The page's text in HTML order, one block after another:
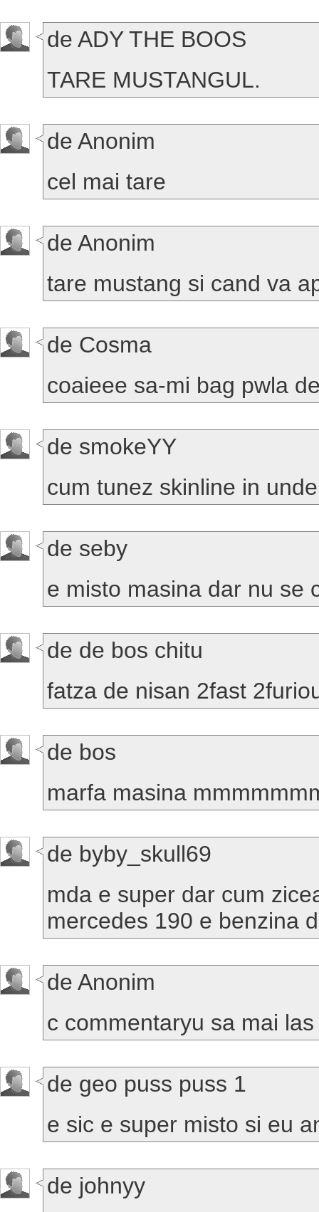
de ADY THE BOOS
TARE MUSTANGUL.
de Anonim
cel mai tare
de Anonim
tare mustang si cand va
de Cosma
coaieee sa-mi bag pwla
de smokeYY
cum tunez skinline in
de seby
e misto masina dar nu se
de de bos chitu
fatza de nisan 2fast
de bos
marfa masina
de byby_skull69
mda e super dar cum
mercedes 190 e benzina
de Anonim
c commentaryu sa mai
de geo puss puss 1
e sic e super misto si eu
de johnyy